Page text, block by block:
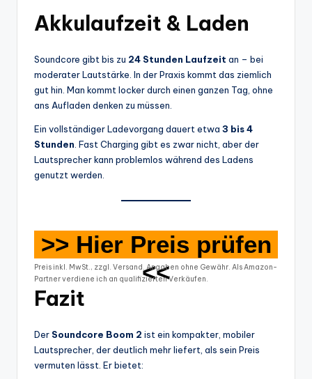
Akkulaufzeit & Laden
Soundcore gibt bis zu 24 Stunden Laufzeit an – bei
moderater Lautstärke. In der Praxis kommt das ziemlich
gut hin. Man kommt locker durch einen ganzen Tag, ohne
ans Aufladen denken zu müssen.
Ein vollständiger Ladevorgang dauert etwa 3 bis 4
Stunden . Fast Charging gibt es zwar nicht, aber der
Lautsprecher kann problemlos während des Ladens
genutzt werden.
>> Hier Preis prüfen
<<
Preis inkl. MwSt., zzgl. Versand. Angaben ohne Gewähr. Als Amazon-
Partner verdiene ich an qualifizierten Verkäufen.
Fazit
Der Soundcore Boom 2 ist ein kompakter, mobiler
Lautsprecher, der deutlich mehr liefert, als sein Preis
vermuten lässt. Er bietet: